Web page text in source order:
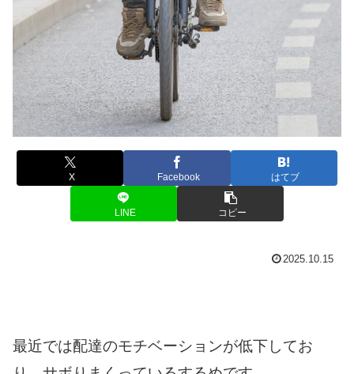
X Facebook はてブ
LINE コピー
2025.10.15
最近では配達のモチベーションが低下してお